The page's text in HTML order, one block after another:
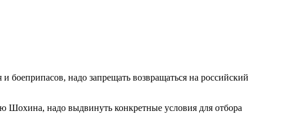
надо запрещать возвращаться на российский
надо выдвинуть конкретные условия для отбора